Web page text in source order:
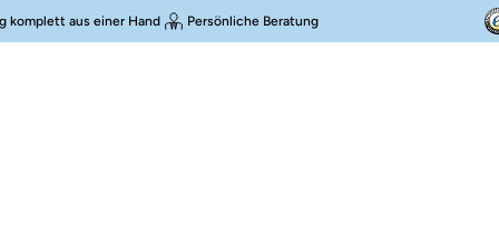
komplett aus einer Hand Persönliche Beratung